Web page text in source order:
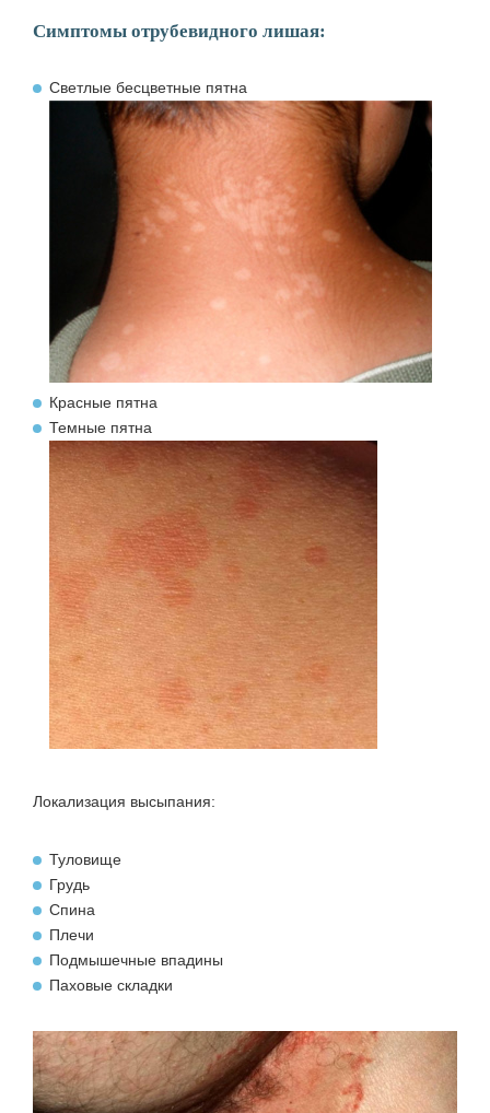
Симптомы отрубевидного лишая:
Светлые бесцветные пятна
Красные пятна
Темные пятна
Локализация высыпания:
Туловище
Грудь
Спина
Плечи
Подмышечные впадины
Паховые складки